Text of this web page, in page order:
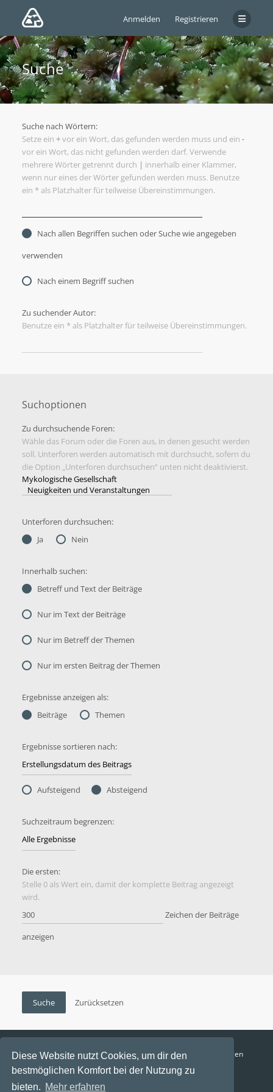
Diese Website nutzt Cookies, um dir den
bestmöglichen Komfort bei der Nutzung zu
bieten. Mehr erfahren
Anmelden Registrieren
Suche
Suche nach Wörtern:
Setze ein +vor ein Wort, das gefunden werden muss und ein -
vor ein Wort, das nicht gefunden werden darf. Verwende
mehrere Wörter getrennt durch | innerhalb einer Klammer,
wenn nur eines der Wörter gefunden werden muss. Benutze
ein * als Platzhalter für teilweise Übereinstimmungen.
Nach allen Begriffen suchen oder Suche wie angegeben
verwenden
Nach einem Begriff suchen
Zu suchender Autor:
Benutze ein * als Platzhalter für teilweise Übereinstimmungen.
Suchoptionen
Zu durchsuchende Foren:
Wähle das Forum oder die Foren aus, in denen gesucht werden
soll. Unterforen werden automatisch mit durchsucht, sofern du
die Option „Unterforen durchsuchen“ unten nicht deaktivierst.
Unterforen durchsuchen:
Ja
Nein
Innerhalb suchen:
Betreff und Text der Beiträge
Nur im Text der Beiträge
Nur im Betreff der Themen
Nur im ersten Beitrag der Themen
Ergebnisse anzeigen als:
Beiträge
Themen
Ergebnisse sortieren nach:
Aufsteigend Absteigend
Suchzeitraum begrenzen:
Die ersten:
Stelle 0 als Wert ein, damit der komplette Beitrag angezeigt
wird.
Zeichen der Beiträge
anzeigen
Funga Austria FAQ Datenschutz
Nutzungsbedingungen
Alle Zeiten sind UTC+02:00
Aktuelle Zeit: 8. August 2026, 15:43